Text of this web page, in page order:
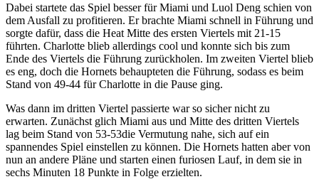
Dabei startete das Spiel besser für Miami und Luol Deng schien von
dem Ausfall zu profitieren. Er brachte Miami schnell in Führung und
sorgte dafür, dass die Heat Mitte des ersten Viertels mit 21-15
führten. Charlotte blieb allerdings cool und konnte sich bis zum
Ende des Viertels die Führung zurückholen. Im zweiten Viertel blieb
es eng, doch die Hornets behaupteten die Führung, sodass es beim
Stand von 49-44 für Charlotte in die Pause ging.
Was dann im dritten Viertel passierte war so sicher nicht zu
erwarten. Zunächst glich Miami aus und Mitte des dritten Viertels
lag beim Stand von 53-53die Vermutung nahe, sich auf ein
spannendes Spiel einstellen zu können. Die Hornets hatten aber von
nun an andere Pläne und starten einen furiosen Lauf, in dem sie in
sechs Minuten 18 Punkte in Folge erzielten.